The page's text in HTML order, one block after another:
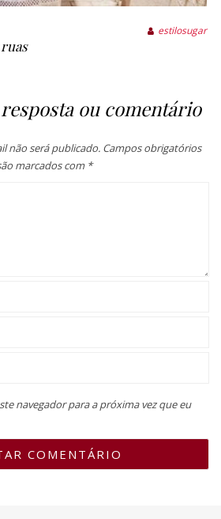
estilosugar
ou comentário
não será publicado. Campos obrigatórios
marcados com *
navegador para a próxima vez que eu